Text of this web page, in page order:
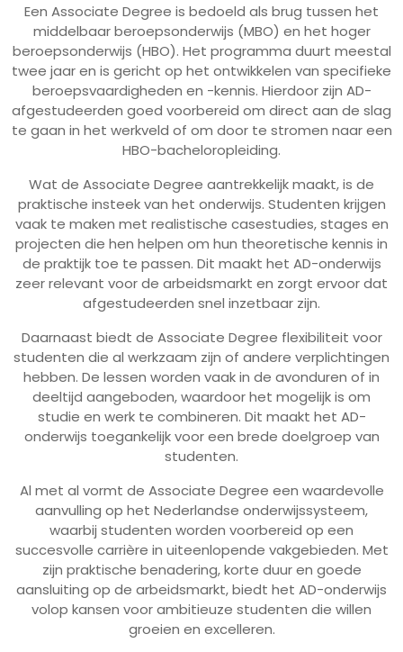
Een Associate Degree is bedoeld als brug tussen het
middelbaar beroepsonderwijs (MBO) en het hoger
beroepsonderwijs (HBO). Het programma duurt meestal
twee jaar en is gericht op het ontwikkelen van specifieke
beroepsvaardigheden en -kennis. Hierdoor zijn AD-
afgestudeerden goed voorbereid om direct aan de slag
te gaan in het werkveld of om door te stromen naar een
HBO-bacheloropleiding.
Wat de Associate Degree aantrekkelijk maakt, is de
praktische insteek van het onderwijs. Studenten krijgen
vaak te maken met realistische casestudies, stages en
projecten die hen helpen om hun theoretische kennis in
de praktijk toe te passen. Dit maakt het AD-onderwijs
zeer relevant voor de arbeidsmarkt en zorgt ervoor dat
afgestudeerden snel inzetbaar zijn.
Daarnaast biedt de Associate Degree flexibiliteit voor
studenten die al werkzaam zijn of andere verplichtingen
hebben. De lessen worden vaak in de avonduren of in
deeltijd aangeboden, waardoor het mogelijk is om
studie en werk te combineren. Dit maakt het AD-
onderwijs toegankelijk voor een brede doelgroep van
studenten.
Al met al vormt de Associate Degree een waardevolle
aanvulling op het Nederlandse onderwijssysteem,
waarbij studenten worden voorbereid op een
succesvolle carrière in uiteenlopende vakgebieden. Met
zijn praktische benadering, korte duur en goede
aansluiting op de arbeidsmarkt, biedt het AD-onderwijs
volop kansen voor ambitieuze studenten die willen
groeien en excelleren.